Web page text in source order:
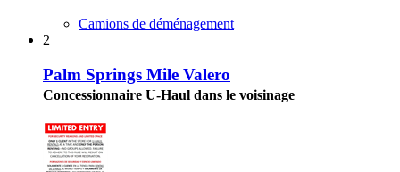
Camions de déménagement
2
Palm Springs Mile Valero
Concessionnaire U-Haul dans le voisinage